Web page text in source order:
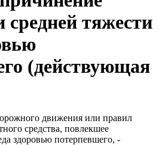
средней тяжести
(действующая
движения или правил
средства, повлекшее
здоровью потерпевшего, -